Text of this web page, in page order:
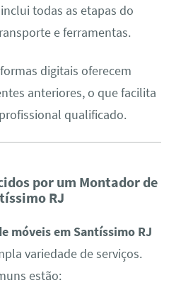
todas as etapas do
e ferramentas.
digitais oferecem
anteriores, o que facilita
qualificado.
por um Montador de
RJ
móveis em Santíssimo RJ
variedade de serviços.
estão: